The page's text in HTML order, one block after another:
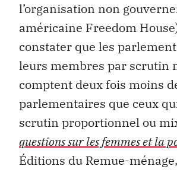
l’organisation non
américaine Freedom
constater que les
leurs membres par scrutin
comptent deux fois moins
parlementaires que ceux
scrutin proportionnel ou
questions sur les femmes et la
Éditions du Remue-